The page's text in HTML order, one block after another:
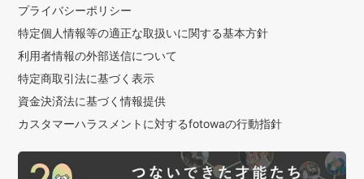
プライバシーポリシー
特定個人情報等の適正な取扱いに関する基本方針
利用者情報の外部送信について
特定商取引法に基づく表示
資金決済法に基づく情報提供
カスタマーハラスメントに対するfotowaの行動指針